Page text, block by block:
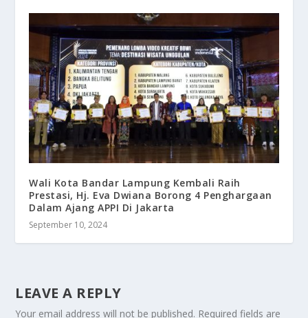
Wali Kota Bandar Lampung Kembali Raih
Prestasi, Hj. Eva Dwiana Borong 4 Penghargaan
Dalam Ajang APPI Di Jakarta
September 10, 2024
LEAVE A REPLY
Your email address will not be published. Required fields are